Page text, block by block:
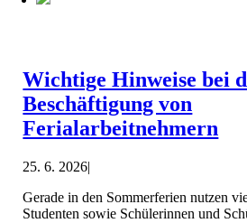
Wichtige Hinweise bei
Beschäftigung von
Ferialarbeitnehmern
25. 6. 2026|
Gerade in den Sommerferien nutzen
Studenten sowie Schülerinnen und